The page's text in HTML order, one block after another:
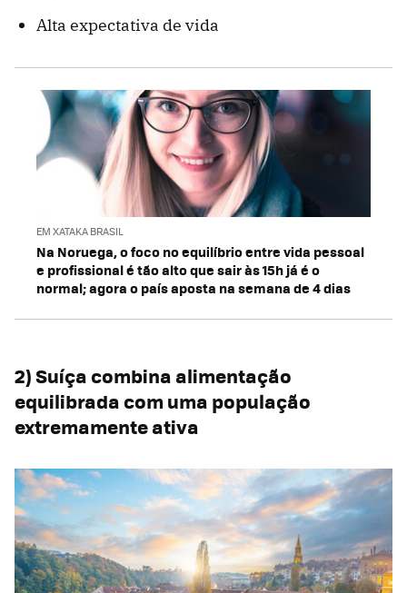
Alta expectativa de vida
EM XATAKA BRASIL
Na Noruega, o foco no equilíbrio entre vida pessoal
e profissional é tão alto que sair às 15h já é o
normal; agora o país aposta na semana de 4 dias
2) Suíça combina alimentação
equilibrada com uma população
extremamente ativa